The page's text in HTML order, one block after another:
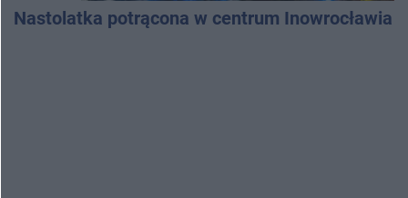
Nastolatka potrącona w centrum Inowrocławia